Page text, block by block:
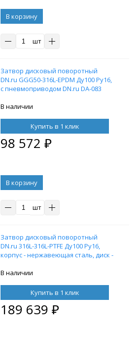
В корзину
шт
Затвор дисковый поворотный
DN.ru GGG50-316L-EPDM Ду100 Ру16,
с пневмоприводом DN.ru DA-083
пневмораспределителем 4M310-08
AFC2000 и БКВ APL-210N
В наличии
Купить в 1 клик
98 572 ₽
В корзину
шт
Затвор дисковый поворотный
DN.ru 316L-316L-PTFE Ду100 Ру16,
корпус - нержавеющая сталь, диск -
PTFE, с электроприводом ГЗ
В наличии
Купить в 1 клик
189 639 ₽